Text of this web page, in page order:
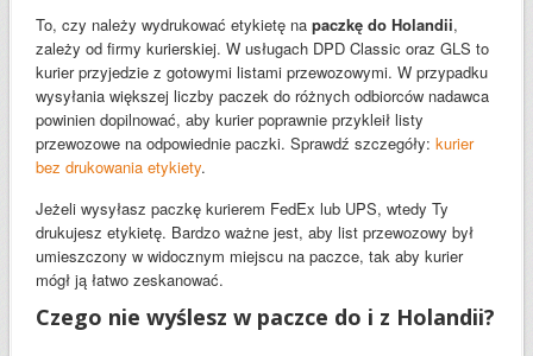
To, czy należy wydrukować etykietę na paczkę do Holandii,
zależy od firmy kurierskiej. W usługach DPD Classic oraz GLS to
kurier przyjedzie z gotowymi listami przewozowymi. W przypadku
wysyłania większej liczby paczek do różnych odbiorców nadawca
powinien dopilnować, aby kurier poprawnie przykleił listy
przewozowe na odpowiednie paczki. Sprawdź szczegóły: kurier
bez drukowania etykiety.
Jeżeli wysyłasz paczkę kurierem FedEx lub UPS, wtedy Ty
drukujesz etykietę. Bardzo ważne jest, aby list przewozowy był
umieszczony w widocznym miejscu na paczce, tak aby kurier
mógł ją łatwo zeskanować.
Czego nie wyślesz w paczce do i z Holandii?